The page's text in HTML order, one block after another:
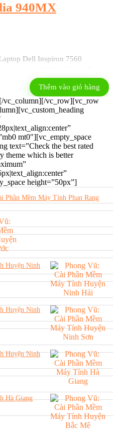
940MX
Dell Inspiron 7560
cứng SSD 256GB. Tích hợp
940MX. Màn hình 15.6 inch
Sở hữu thiết kế sang trọng
Thêm vào giỏ hàng
vc_column][/vc_row][vc_row
mt0″][vc_empty_space
text=”Check the best rated
theme which is better
height=”50px”]
Phần Mềm Máy Tính Phan Rang
Huyện Ninh
Huyện Ninh
Huyện Ninh
Hà Giang